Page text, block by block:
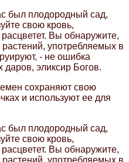
был плодородный сад,
свою кровь,
Вы обнаружите,
растений, употребляемых в
- не ошибка
даров, эликсир Богов.
сохраняют свою
и используют ее для
был плодородный сад,
свою кровь,
Вы обнаружите,
растений, употребляемых в